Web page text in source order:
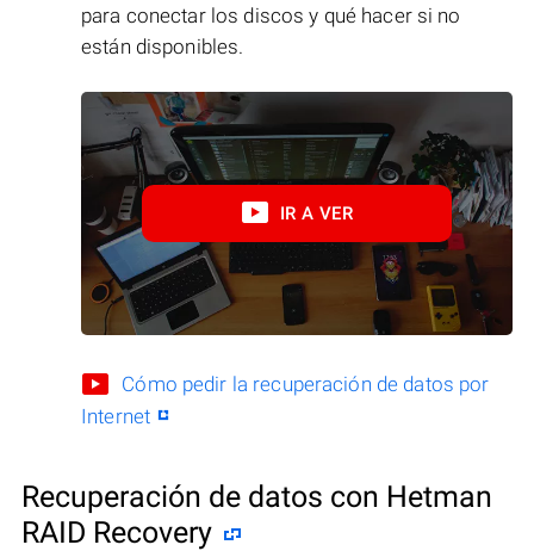
para conectar los discos y qué hacer si no
están disponibles.
IR A VER
Cómo pedir la recuperación de datos por
Internet
Recuperación de datos con Hetman
RAID Recovery